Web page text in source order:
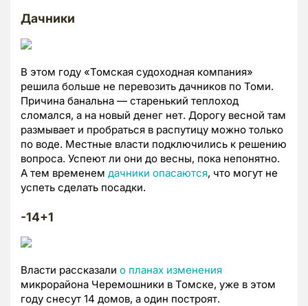
Дачники
В этом году «Томская судоходная компания»
решила больше не перевозить дачников по Томи.
Причина банальна — старенький теплоход
сломался, а на новый денег нет. Дорогу весной там
размывает и пробраться в распутицу можно только
по воде. Местные власти подключились к решению
вопроса. Успеют ли они до весны, пока непонятно.
А тем временем дачники опасаются, что могут не
успеть сделать посадки.
-14+1
Власти рассказали о планах изменения
микрорайона Черемошники в Томске, уже в этом
году снесут 14 домов, а один построят.